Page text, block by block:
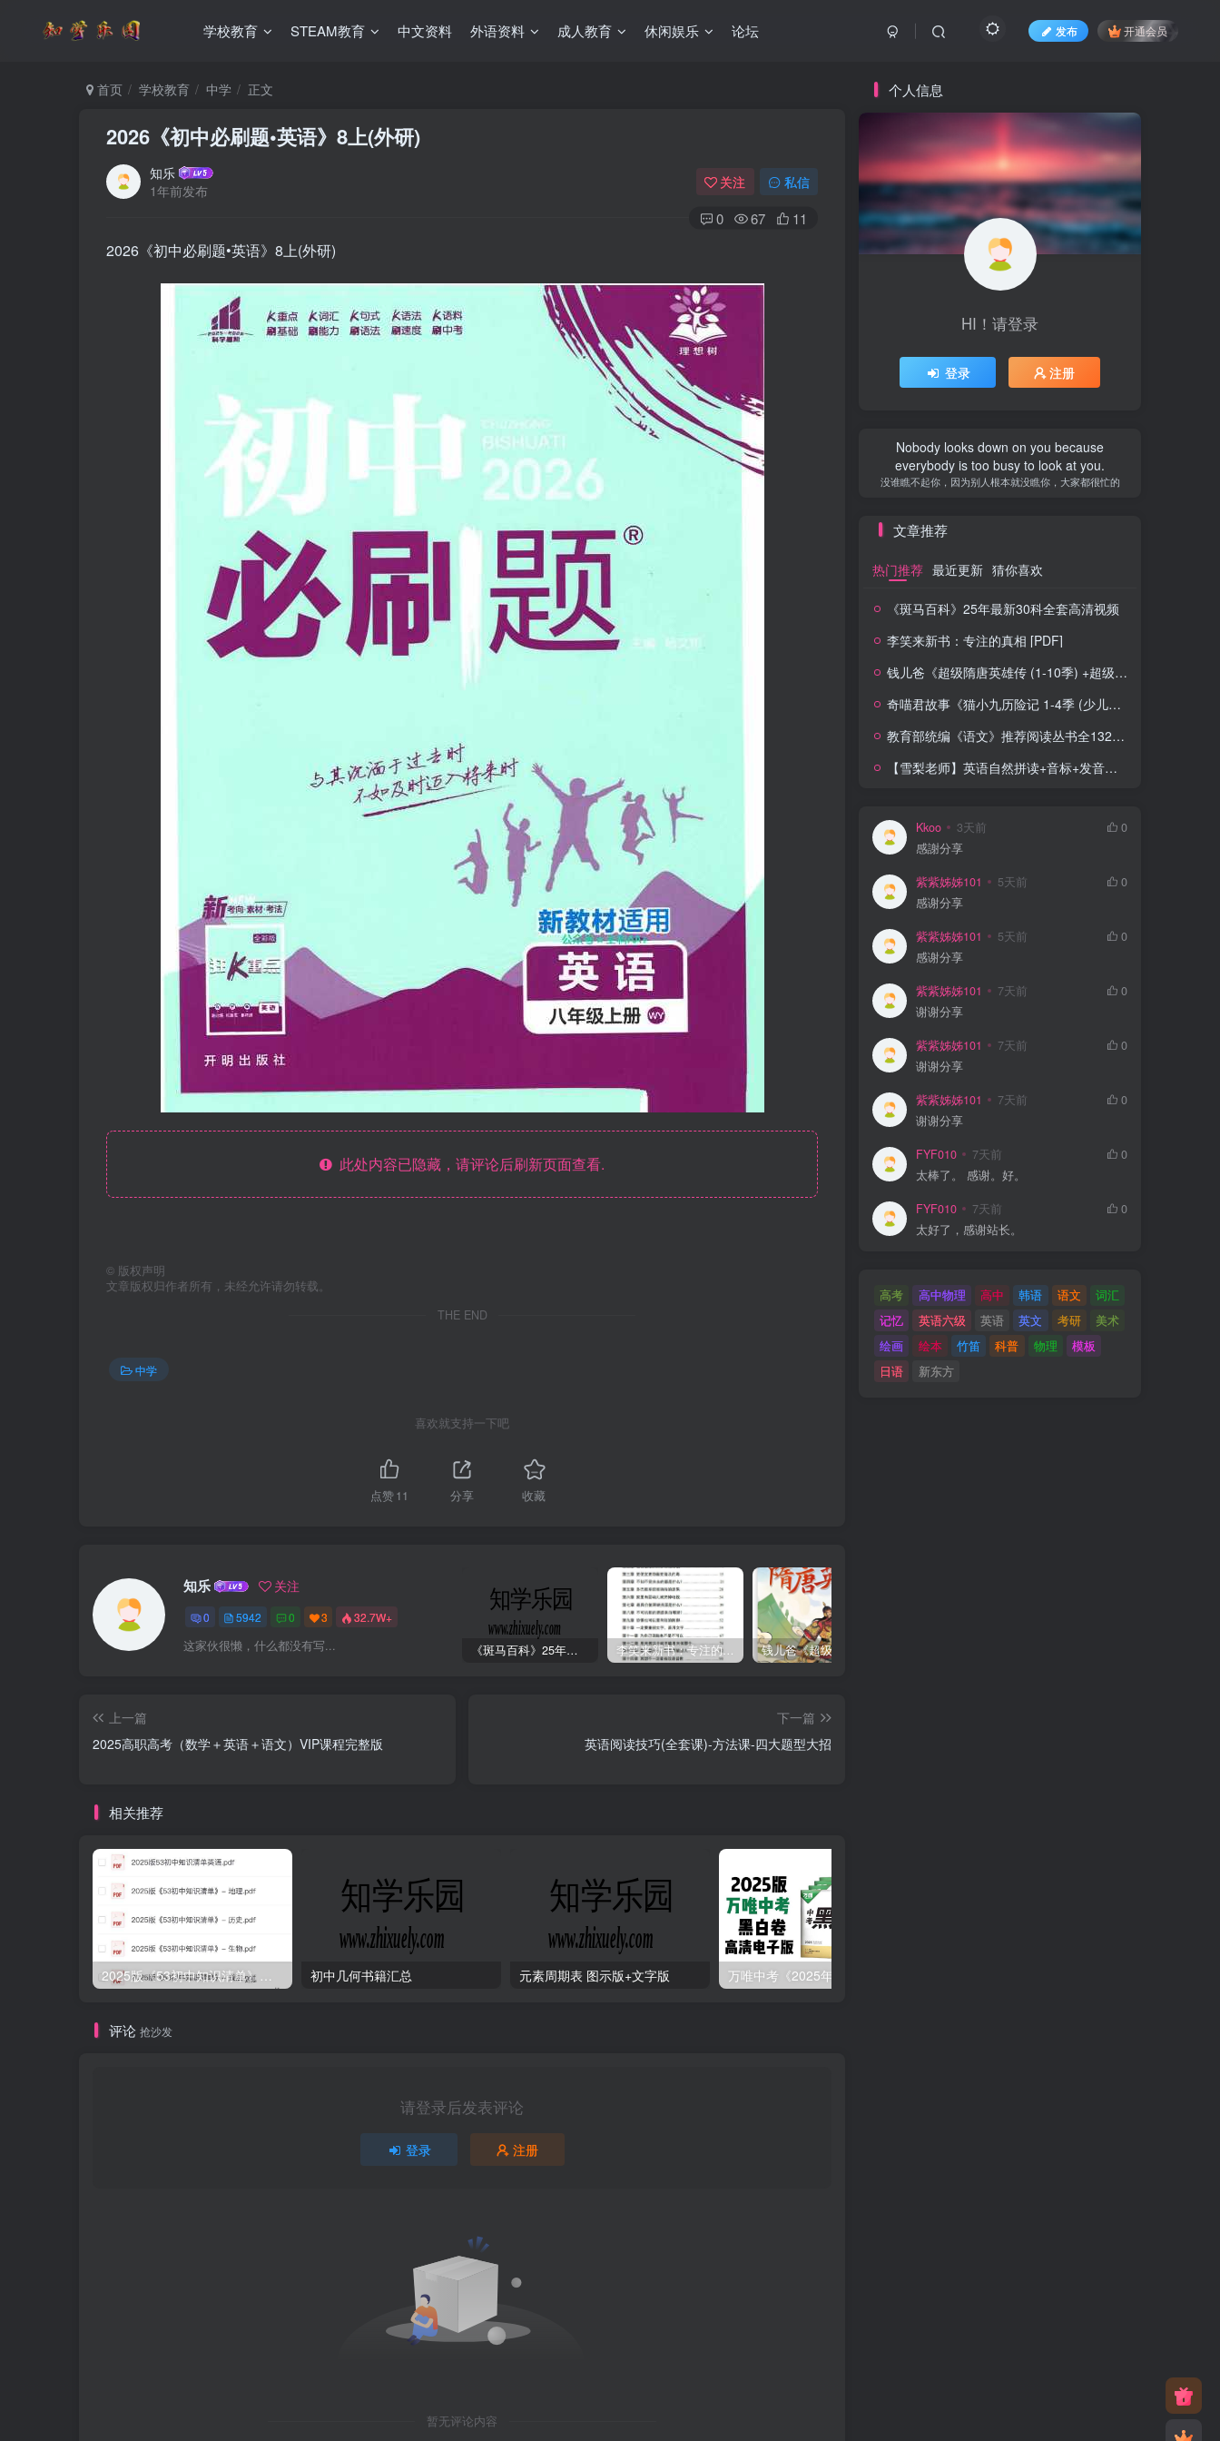
学校教育 STEAM教育 中文资料 外语资料 成人教育 休闲娱乐 论坛 发布 开通会员
首页 学校教育 中学 正文
2026《初中必刷题•英语》8上(外研)
知乐
1年前发布
关注 私信
0 67 11
2026《初中必刷题•英语》8上(外研)
此处内容已隐藏，请评论后刷新页面查看.
© 版权声明
文章版权归作者所有，未经允许请勿转载。
THE END
中学
喜欢就支持一下吧
点赞11 分享 收藏
知乐 关注
0 5942 0 3 32.7W+
这家伙很懒，什么都没有写... 《斑马百科》25年最新30科全套高清视频 李笑来新书：专注的真相 [PDF]
上一篇
2025高职高考（数学＋英语＋语文）VIP课程完整版
下一篇
英语阅读技巧(全套课)-方法课-四大题型大招
相关推荐
初中几何书籍汇总 元素周期表 图示版+文字版
评论 抢沙发
请登录后发表评论
登录 注册
暂无评论内容
个人信息
HI！请登录
登录 注册
Nobody looks down on you because
everybody is too busy to look at you.
没谁瞧不起你，因为别人根本就没瞧你，大家都很忙的
文章推荐
热门推荐 最近更新 猜你喜欢
《斑马百科》25年最新30科全套高清视频
李笑来新书：专注的真相 [PDF]
钱儿爸《超级隋唐英雄传 (1-10季) +超级隋唐英雄后传 (1-4季）
奇喵君故事《猫小九历险记 1-4季 (少儿大型奇幻冒险之旅)
教育部统编《语文》推荐阅读丛书全132种143册
【雪梨老师】英语自然拼读+音标+发音规则（精品课三合一）
Kkoo 3天前
0
感謝分享
紫紫姊姊101 5天前
0
感谢分享
紫紫姊姊101 5天前
0
感谢分享
紫紫姊姊101 7天前
0
谢谢分享
紫紫姊姊101 7天前
0
谢谢分享
紫紫姊姊101 7天前
0
谢谢分享
FYF010 7天前
0
太棒了。 感谢。好。
FYF010 7天前
0
太好了，感谢站长。
高考 高中物理 高中 韩语 语文
词汇
记忆
英语六级 英语 英文 考研
美术
绘画
绘本 竹笛 科普 物理
模板
日语
新东方